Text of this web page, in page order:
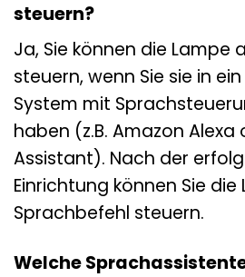
steuern?
Ja, Sie können die Lampe
steuern, wenn Sie sie in
System mit
haben (z.B. Amazon
Assistant). Nach der
Einrichtung können Sie
Sprachbefehl steuern.
Welche